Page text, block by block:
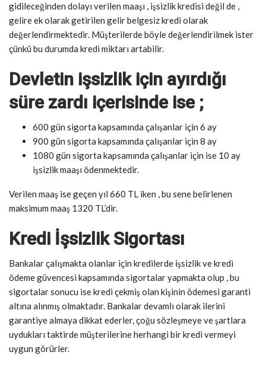
gidileceğinden dolayı verilen maaşı , işsizlik kredisi değil de ,
gelire ek olarak getirilen gelir belgesiz kredi olarak
değerlendirmektedir. Müşterilerde böyle değerlendirilmek ister
çünkü bu durumda kredi miktarı artabilir.
Devletin işsizlik için ayırdığı
süre zardı içerisinde ise ;
600 gün sigorta kapsamında çalışanlar için 6 ay
900 gün sigorta kapsamında çalışanlar için 8 ay
1080 gün sigorta kapsamında çalışanlar için ise 10 ay
işsizlik maaşı ödenmektedir.
Verilen maaş ise geçen yıl 660 TL iken , bu sene belirlenen
maksimum maaş 1320 TL’dir.
Kredi İşsizlik Sigortası
Bankalar çalışmakta olanlar için kredilerde işsizlik ve kredi
ödeme güvencesi kapsamında sigortalar yapmakta olup , bu
sigortalar sonucu ise kredi çekmiş olan kişinin ödemesi garanti
altına alınmış olmaktadır. Bankalar devamlı olarak ilerini
garantiye almaya dikkat ederler, çoğu sözleşmeye ve şartlara
uydukları taktirde müşterilerine herhangi bir kredi vermeyi
uygun görürler.